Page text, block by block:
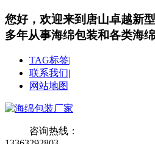
您好，欢迎来到唐山卓越新
多年从事海绵包装和各类海
TAG标签|
联系我们|
网站地图
咨询热线：